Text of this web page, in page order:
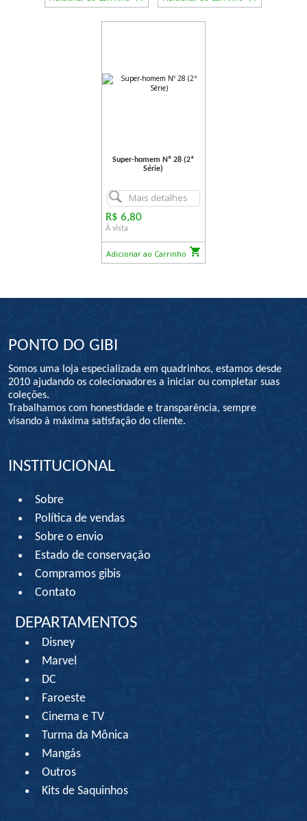
Super-homem Nº 28 (2ª
Série)
Mais detalhes
R$ 6,80
À vista
Adicionar ao Carrinho
PONTO DO GIBI
Somos uma loja especializada em quadrinhos, estamos desde
2010 ajudando os colecionadores a iniciar ou completar suas
coleções.
Trabalhamos com honestidade e transparência, sempre
visando à máxima satisfação do cliente.
INSTITUCIONAL
Sobre
Política de vendas
Sobre o envio
Estado de conservação
Compramos gibis
Contato
DEPARTAMENTOS
Disney
Marvel
DC
Faroeste
Cinema e TV
Turma da Mônica
Mangás
Outros
Kits de Saquinhos